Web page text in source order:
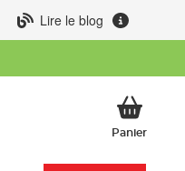
Lire le blog
PanierMon